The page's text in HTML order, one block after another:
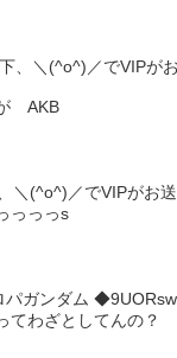
、＼(^o^)／でVIPが
AKB
＼(^o^)／でVIPがお
っっっs
パガンダム
てわざとしてんの？